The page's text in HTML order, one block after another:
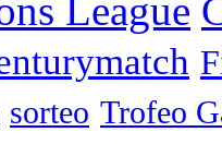
League
sorteo Trofeo